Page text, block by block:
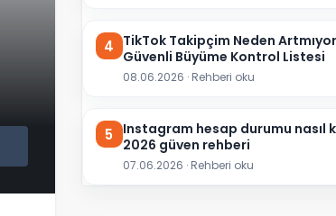
4 TikTok Takipçim Neden
Güvenli Büyüme Kontrol Listesi
08.06.2026 · Rehberi oku
5 Instagram hesap durumu nasıl
2026 güven rehberi
07.06.2026 · Rehberi oku